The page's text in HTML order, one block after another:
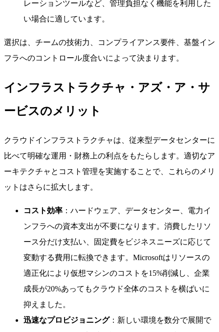
レーションツールなど、管理負担なく機能を利用した
い場合に適しています。
選択は、チームの技術力、コンプライアンス要件、基盤イン
フラへのコントロール度合いによって決まります。
インフラストラクチャ・アズ・ア・サ
ービスのメリット
クラウドインフラストラクチャは、従来型データセンターに
比べて明確な運用・財務上の利点をもたらします。適切なア
ーキテクチャとコスト管理を実施することで、これらのメリ
ットはさらに拡大します。
コスト効率 ：ハードウェア、データセンター、電力イ
ンフラへの資本支出が不要になります。消費したリソ
ース分だけ支払い、固定費をビジネスニーズに応じて
変動する費用に転換できます。Microsoftはリソースの
適正化により仮想マシンのコストを15%削減し、企業
成長が20%あってもクラウド全体のコストを横ばいに
抑えました。
迅速なプロビジョニング：新しい環境を数分で展開で